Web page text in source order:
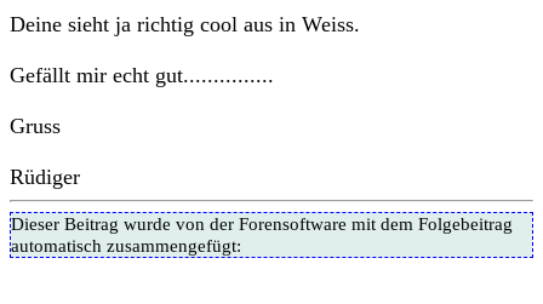
Deine sieht ja richtig cool aus in Weiss.
Gefällt mir echt gut...............
Gruss
Rüdiger
Dieser Beitrag wurde von der Forensoftware mit dem Folgebeitrag
automatisch zusammengefügt: